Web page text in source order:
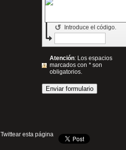
Introduce el código.
↺
Atención: Los espacios
marcados con *son
obligatorios.
Twittear esta página